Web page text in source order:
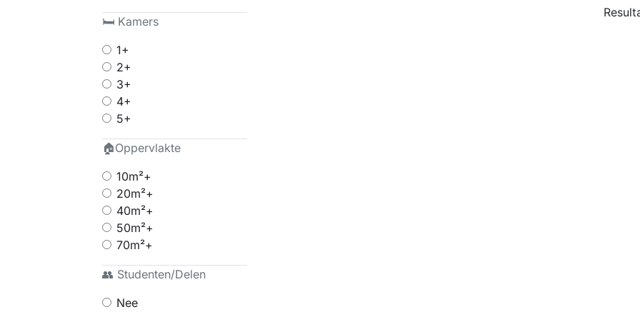
🛏 Kamers
1+
2+
3+
4+
5+
🏠Oppervlakte
10m²+
20m²+
40m²+
50m²+
70m²+
👥 Studenten/Delen
Nee